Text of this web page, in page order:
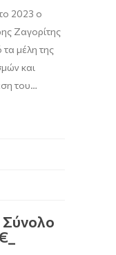
2023 ο
Ζαγορίτης
μέλη της
και
του…